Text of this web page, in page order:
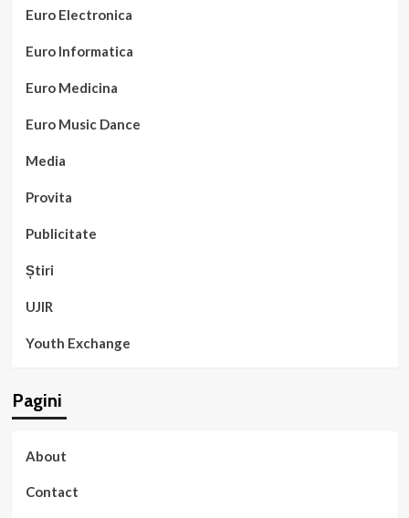
Euro Electronica
Euro Informatica
Euro Medicina
Euro Music Dance
Media
Provita
Publicitate
Știri
UJIR
Youth Exchange
Pagini
About
Contact